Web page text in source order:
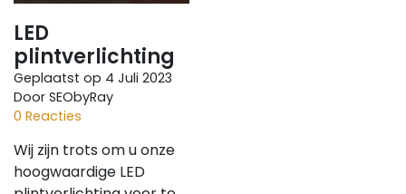
LED
plintverlichting
Geplaatst op 4 Juli 2023
Door SEObyRay
0 Reacties
Wij zijn trots om u onze
hoogwaardige LED